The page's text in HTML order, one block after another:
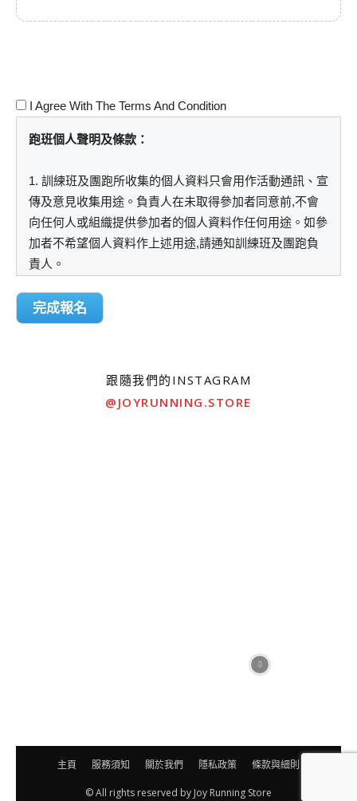
I Agree With The Terms And Condition
跑班個人聲明及條款：
1. 訓練班及團跑所收集的個人資料只會用作活動通訊、宣
傳及意見收集用途。負責人在未取得參加者同意前,不會
向任何人或組織提供參加者的個人資料作任何用途。如參
加者不希望個人資料作上述用途,請通知訓練班及團跑負
責人。
2. 長跑訓練及團跑有一定的運動量，參加者如有長期病患
(例如高血壓、心臟病、糖尿病等)或其他身體狀況，應先
3. 如因訓練或團跑而導致參加者或第三者有任何損失或傷
本網站特定的服務或資料時，用戶應遵守任何發布適用於
可能包含那些使用條款的條款和條件的規則及此類服務或
對此網站的不滿，或任何產品，服務， 內容或其他信息
完成報名
跟隨我們的INSTAGRAM
@JOYRUNNING.STORE
主頁 服務須知 關於我們 隱私政策 條款與細則
© All rights reserved by Joy Running Store